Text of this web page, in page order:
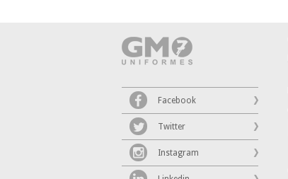
Facebook
Twitter
Instagram